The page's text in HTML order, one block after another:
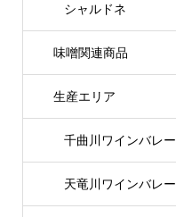
シャルドネ
味噌関連商品
生産エリア
千曲川ワインバレー
天竜川ワインバレー